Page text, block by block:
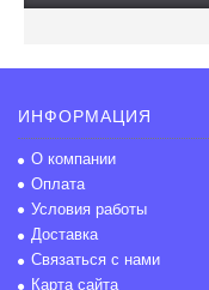
ИНФОРМАЦИЯ
О компании
Оплата
Условия работы
Доставка
Связаться с нами
Карта сайта